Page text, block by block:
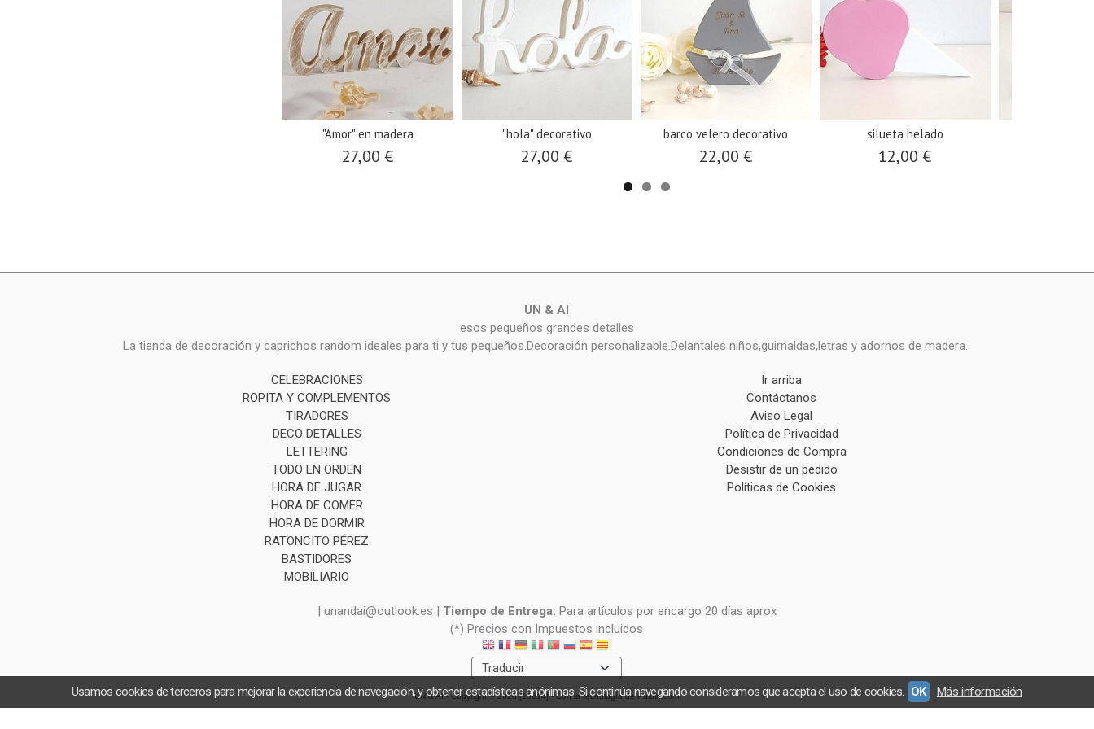
"Amor" en madera
27,00 €
"hola" decorativo
27,00 €
barco velero decorativo
22,00 €
silueta helado
12,00 €
UN & AI
esos pequeños grandes detalles
La tienda de decoración y caprichos random ideales para ti y tus pequeños.Decoración personalizable.Delantales niños,guirnaldas,letras y adornos de madera..
CELEBRACIONES
ROPITA Y COMPLEMENTOS
TIRADORES
DECO DETALLES
LETTERING
TODO EN ORDEN
HORA DE JUGAR
HORA DE COMER
HORA DE DORMIR
RATONCITO PÉREZ
BASTIDORES
MOBILIARIO
Ir arriba
Contáctanos
Aviso Legal
Política de Privacidad
Condiciones de Compra
Desistir de un pedido
Políticas de Cookies
| unandai@outlook.es | Tiempo de Entrega: Para artículos por encargo 20 días aprox
(*) Precios con Impuestos incluidos
UN & AI- Copyright © 2026 [15614] - Con la tecnología de Palbin.com
Usamos cookies de terceros para mejorar la experiencia de navegación, y obtener estadísticas anónimas. Si continúa navegando consideramos que acepta el uso de cookies. OK Más información